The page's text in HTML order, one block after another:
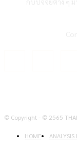
© Copyright - © 2565
HOME ANALYSIS